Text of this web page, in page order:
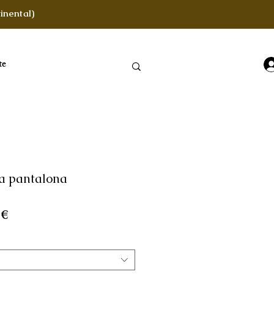
pantalona
Preço